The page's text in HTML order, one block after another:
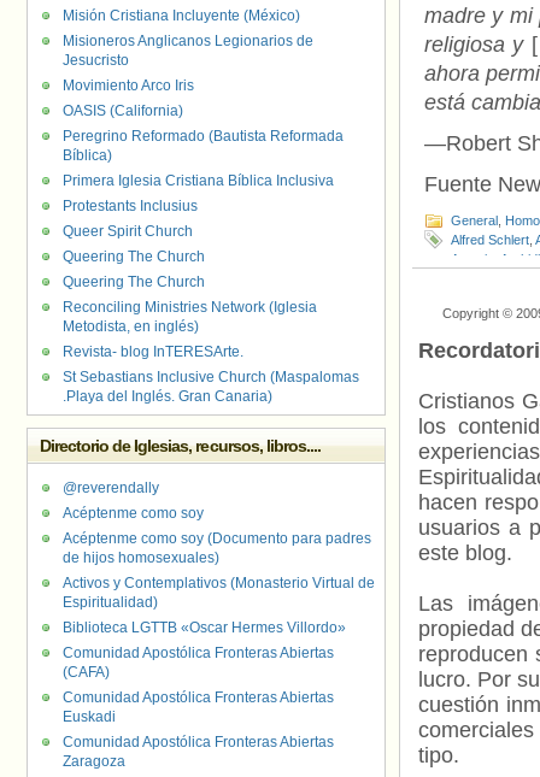
madre y mi
religiosa y
ahora
está
—Robert
Fuente
General
Alfred Schlert
Antonio
Crookston ,
Marquette,
Unidos ,
Melquita,
Zerkowski,
Ministry,
O'Malley,
Copyright ©
Cristianos
los
hacen
usuarios a
este blog.
Las
propiedad
reproducen
lucro. Por
cuestión
tipo.
Misión Cristiana Incluyente (México)
Misioneros Anglicanos Legionarios de
Jesucristo
Movimiento Arco Iris
OASIS (California)
Peregrino Reformado (Bautista Reformada
Bíblica)
Primera Iglesia Cristiana Bíblica Inclusiva
Protestants Inclusius
Queer Spirit Church
Queering The Church
Queering The Church
Reconciling Ministries Network (Iglesia
Metodista, en inglés)
Revista- blog InTERESArte.
St Sebastians Inclusive Church (Maspalomas
.Playa del Inglés. Gran Canaria)
Directorio de Iglesias, recursos, libros....
@reverendally
Acéptenme como soy
Acéptenme como soy (Documento para padres
de hijos homosexuales)
Activos y Contemplativos (Monasterio Virtual de
Espiritualidad)
Biblioteca LGTTB «Oscar Hermes Villordo»
Comunidad Apostólica Fronteras Abiertas
(CAFA)
Comunidad Apostólica Fronteras Abiertas
Euskadi
Comunidad Apostólica Fronteras Abiertas
Zaragoza